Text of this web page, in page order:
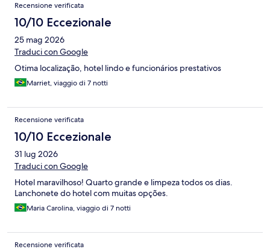
Recensione verificata
10/10 Eccezionale
25 mag 2026
Traduci con Google
Otima localização, hotel lindo e funcionários prestativos
Marriet, viaggio di 7 notti
Recensione verificata
10/10 Eccezionale
31 lug 2026
Traduci con Google
Hotel maravilhoso! Quarto grande e limpeza todos os dias.
Lanchonete do hotel com muitas opções.
Maria Carolina, viaggio di 7 notti
Recensione verificata